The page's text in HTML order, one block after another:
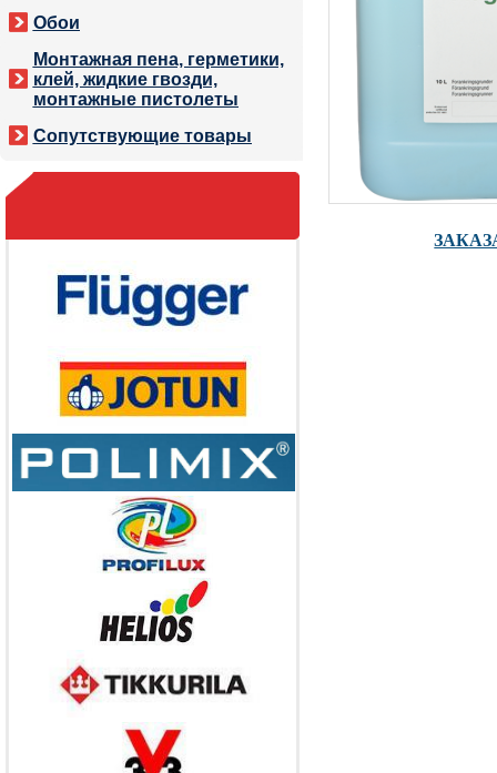
Обои
Монтажная пена, герметики,
клей, жидкие гвозди,
монтажные пистолеты
Сопутствующие товары